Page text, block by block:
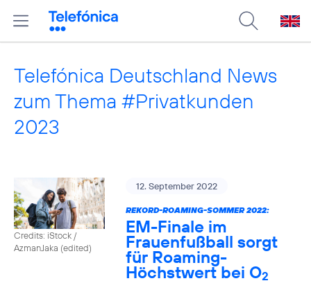
Telefónica Deutschland News
zum Thema #Privatkunden
2023
Credits: iStock /
AzmanJaka (edited)
12. September 2022
REKORD-ROAMING-SOMMER 2022:
EM-Finale im
Frauenfußball sorgt
für Roaming-
Höchstwert bei O2